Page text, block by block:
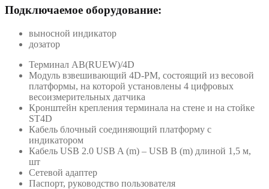
Подключаемое оборудование:
выносной индикатор
дозатор
Терминал AB(RUEW)/4D
Модуль взвешивающий 4D-PM, состоящий из весовой
платформы, на которой установлены 4 цифровых
весоизмерительных датчика
Кронштейн крепления терминала на стене и на стойке
ST4D
Кабель блочный соединяющий платформу с
индикатором
Кабель USB 2.0 USB A (m) – USB B (m) длиной 1,5 м,
шт
Сетевой адаптер
Паспорт, руководство пользователя